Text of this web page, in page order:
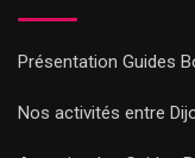
Présentation Guides
Nos activités entre